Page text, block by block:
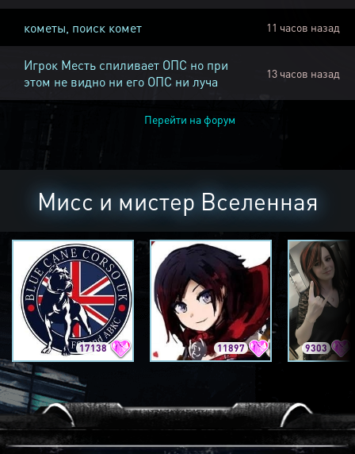
кометы, поиск комет 11 часов назад
Игрок Месть спиливает ОПС но при
этом не видно ни его ОПС ни луча
13 часов назад
Перейти на форум
Мисс и мистер Вселенная
17138 11897 9303